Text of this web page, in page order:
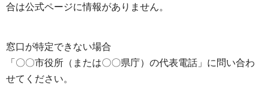
合は公式ページに情報がありません。
窓口が特定できない場合
「〇〇市役所（または〇〇県庁）の代表電話」に問い合わ
せてください。